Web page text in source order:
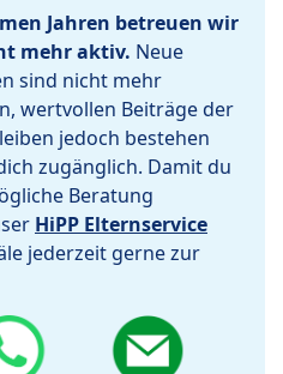
Jahren betreuen wir
mehr aktiv. Neue
sind nicht mehr
wertvollen Beiträge der
jedoch bestehen
zugänglich. Damit du
Beratung
HiPP Elternservice
jederzeit gerne zur